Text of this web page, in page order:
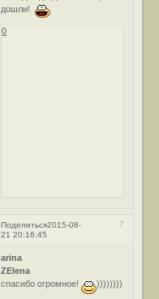
дошли!
0
Поделиться 7
2015-08-
21 20:16:45
arina
ZElena
спасибо огромное!
))))))))